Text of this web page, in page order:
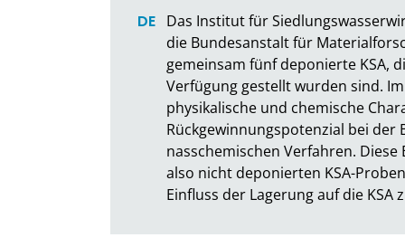
Das Institut für
die Bundesanstalt für
gemeinsam fünf deponierte KSA,
Verfügung gestellt wurden sind.
physikalische und chemische
Rückgewinnungspotenzial bei
nasschemischen Verfahren.
also nicht deponierten KSA-
Einfluss der Lagerung auf die KSA